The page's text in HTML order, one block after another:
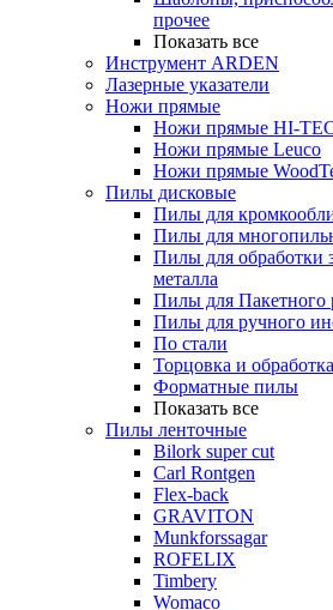
прочее
Показать все
Инструмент ARDEN
Лазерные указатели
Ножи прямые
Ножи прямые HI-
Ножи прямые Leuco
Ножи прямые
Пилы дисковые
Пилы для
Пилы для
Пилы для обработки
металла
Пилы для Пакетного
Пилы для ручного
По стали
Торцовка и
Форматные пилы
Показать все
Пилы ленточные
Bilork super cut
Carl Rontgen
Flex-back
GRAVITON
Munkforssagar
ROFELIX
Timbery
Womaco